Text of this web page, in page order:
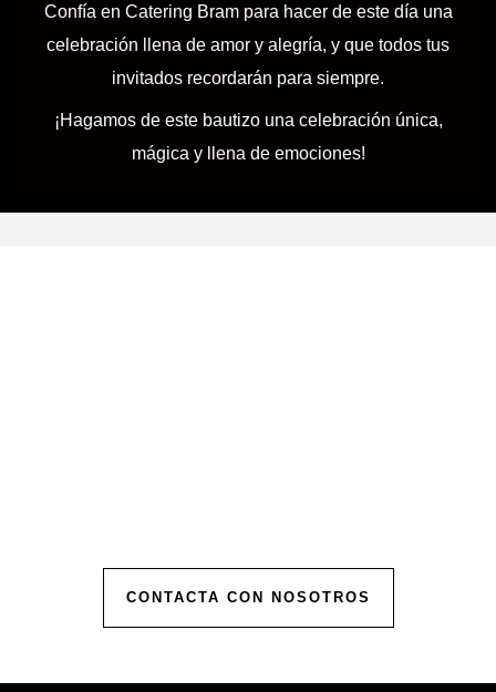
Confía en Catering Bram para hacer de este día una
celebración llena de amor y alegría, y que todos tus
invitados recordarán para siempre.
¡Hagamos de este bautizo una celebración única,
mágica y llena de emociones!
CONTACTA CON NOSOTROS